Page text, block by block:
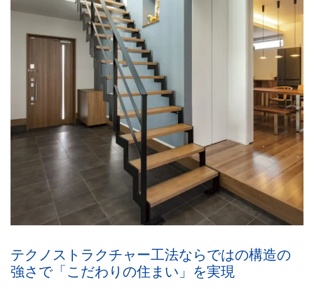
テクノストラクチャー工法ならではの構造の
強さで「こだわりの住まい」を実現